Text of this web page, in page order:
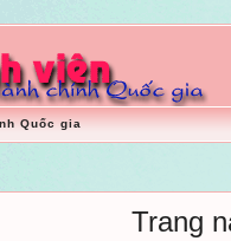
Quốc gia
Trang